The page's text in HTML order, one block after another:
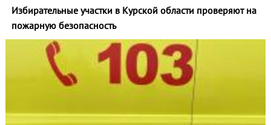
Избирательные участки в Курской области проверяют на
пожарную безопасность